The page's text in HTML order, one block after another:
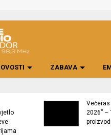
ZABAVA
Večeras
2026” –